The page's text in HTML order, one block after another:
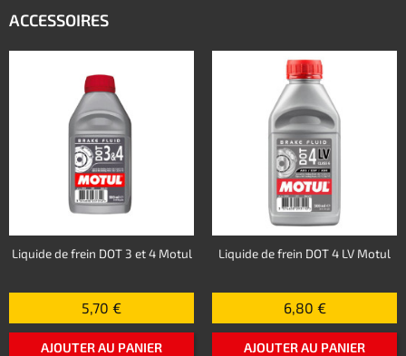
ACCESSOIRES
Liquide de frein DOT 3 et 4 Motul
5,70 €
AJOUTER AU PANIER
Liquide de frein DOT 4 LV Motul
6,80 €
AJOUTER AU PANIER